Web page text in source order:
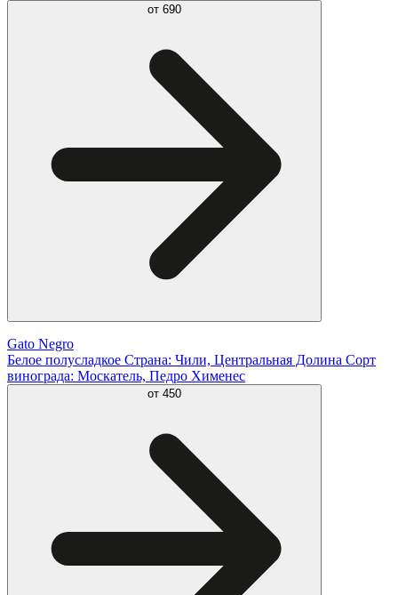
от 690
Gato Negro
Белое полусладкое Страна: Чили, Центральная Долина Сорт
винограда: Москатель, Педро Хименес
от 450